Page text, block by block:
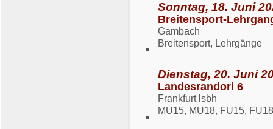
Sonntag, 18. Juni
Breitensport-
Gambach
Breitensport, Lehrgänge
Dienstag, 20. Juni
Landesrandori 6
Frankfurt lsbh
MU15, MU18, FU15,